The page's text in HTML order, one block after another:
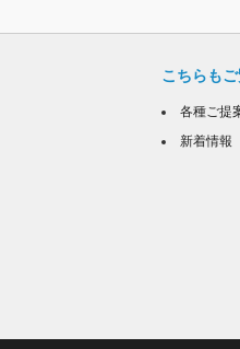
こちらも
各種ご提
新着情報